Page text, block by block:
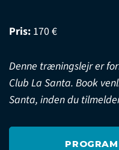
Pris: 170 €
Denne træningslejr er
Club La Santa. Book
Santa, inden du
PROGRAM